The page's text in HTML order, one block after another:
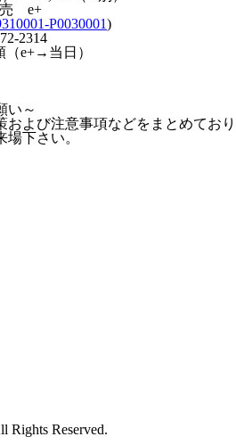
売 e+
P0030001)
2314
（e+→当日）
い～
および注意事項などをまとめており
下さい。
Rights Reserved.